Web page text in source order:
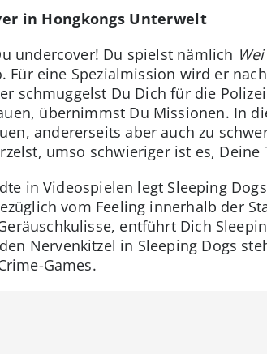
in Hongkongs Unterwelt
undercover! Du spielst nämlich
Für eine Spezialmission wird er
schmuggelst Du Dich für die
übernimmst Du Missionen. In
andererseits aber auch zu
umso schwieriger ist es,
in Videospielen legt Sleeping
vom Feeling innerhalb der
entführt Dich
Nervenkitzel in Sleeping Dogs
Games.